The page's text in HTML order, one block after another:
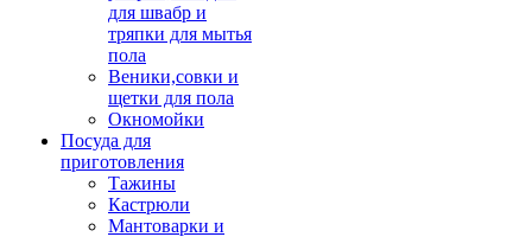
для швабр и
тряпки для мытья
пола
Веники,совки и
щетки для пола
Окномойки
Посуда для
приготовления
Тажины
Кастрюли
Мантоварки и